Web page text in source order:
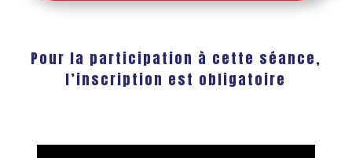
Pour la participation à cette séance,
l’inscription est obligatoire